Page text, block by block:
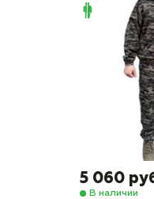
5 060
В наличии